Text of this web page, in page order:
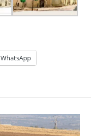
WhatsApp